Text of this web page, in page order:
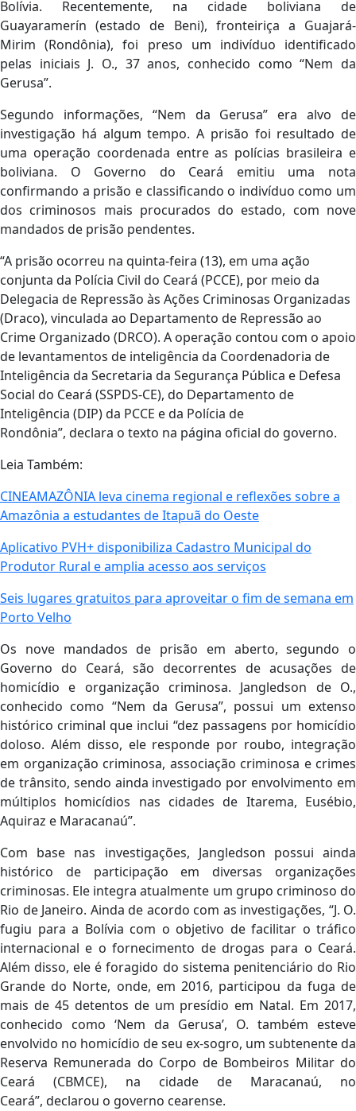
Bolívia. Recentemente, na cidade boliviana de
Guayaramerín (estado de Beni), fronteiriça a Guajará-
Mirim (Rondônia), foi preso um indivíduo identificado
pelas iniciais J. O., 37 anos, conhecido como “Nem da
Gerusa”.
Segundo informações, “Nem da Gerusa” era alvo de
investigação há algum tempo. A prisão foi resultado de
uma operação coordenada entre as polícias brasileira e
boliviana. O Governo do Ceará emitiu uma nota
confirmando a prisão e classificando o indivíduo como um
dos criminosos mais procurados do estado, com nove
mandados de prisão pendentes.
“A prisão ocorreu na quinta-feira (13), em uma ação
conjunta da Polícia Civil do Ceará (PCCE), por meio da
Delegacia de Repressão às Ações Criminosas Organizadas
(Draco), vinculada ao Departamento de Repressão ao
Crime Organizado (DRCO). A operação contou com o apoio
de levantamentos de inteligência da Coordenadoria de
Inteligência da Secretaria da Segurança Pública e Defesa
Social do Ceará (SSPDS-CE), do Departamento de
Inteligência (DIP) da PCCE e da Polícia de
Rondônia”, declara o texto na página oficial do governo.
Leia Também:
CINEAMAZÔNIA leva cinema regional e reflexões sobre a
Amazônia a estudantes de Itapuã do Oeste
Aplicativo PVH+ disponibiliza Cadastro Municipal do
Produtor Rural e amplia acesso aos serviços
Seis lugares gratuitos para aproveitar o fim de semana em
Porto Velho
Os nove mandados de prisão em aberto, segundo o
Governo do Ceará, são decorrentes de acusações de
homicídio e organização criminosa. Jangledson de O.,
conhecido como “Nem da Gerusa”, possui um extenso
histórico criminal que inclui “dez passagens por homicídio
doloso. Além disso, ele responde por roubo, integração
em organização criminosa, associação criminosa e crimes
de trânsito, sendo ainda investigado por envolvimento em
múltiplos homicídios nas cidades de Itarema, Eusébio,
Aquiraz e Maracanaú”.
Com base nas investigações, Jangledson possui ainda
histórico de participação em diversas organizações
criminosas. Ele integra atualmente um grupo criminoso do
Rio de Janeiro. Ainda de acordo com as investigações, “J. O.
fugiu para a Bolívia com o objetivo de facilitar o tráfico
internacional e o fornecimento de drogas para o Ceará.
Além disso, ele é foragido do sistema penitenciário do Rio
Grande do Norte, onde, em 2016, participou da fuga de
mais de 45 detentos de um presídio em Natal. Em 2017,
conhecido como ‘Nem da Gerusa’, O. também esteve
envolvido no homicídio de seu ex-sogro, um subtenente da
Reserva Remunerada do Corpo de Bombeiros Militar do
Ceará (CBMCE), na cidade de Maracanaú, no
Ceará”, declarou o governo cearense.